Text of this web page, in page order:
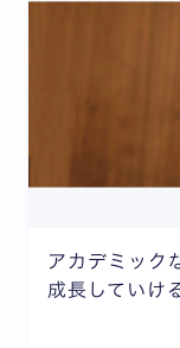
アカデミック
成長していけ